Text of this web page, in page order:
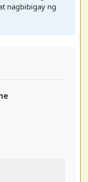
nagbibigay ng